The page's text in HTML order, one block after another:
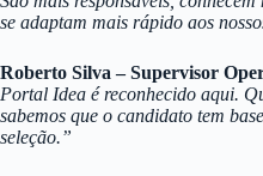
se adaptam mais rápido aos
Roberto Silva – Supervisor
Portal Idea é reconhecido aqui.
sabemos que o candidato tem
seleção.”